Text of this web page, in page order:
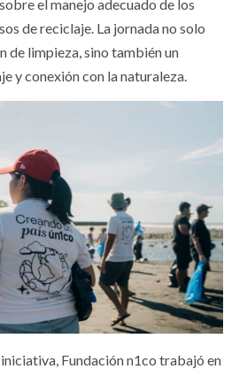
el manejo adecuado de los
de reciclaje. La jornada no solo
de limpieza, sino también un
y conexión con la naturaleza.
Fundación n1co trabajó en